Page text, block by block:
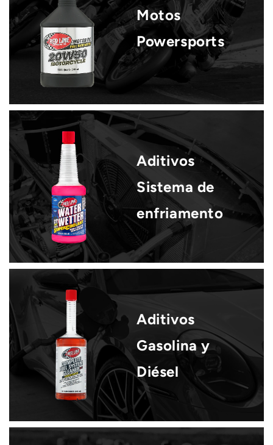
Motos
Powersports
Aditivos
Sistema de
enfriamento
Aditivos
Gasolina y
Diésel